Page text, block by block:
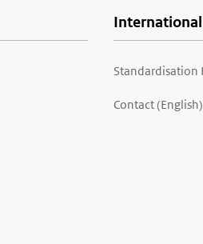
International
Standardisation
Contact (English)